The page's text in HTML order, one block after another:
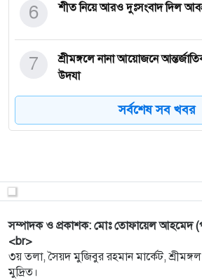
শীত নিয়ে আরও দুঃসংবাদ দিল
6
শ্রীমঙ্গলে নানা আয়োজনে
উদযা
7
প্রবীর মিত্রের শেষ দিনগুলো যেমন ছিল
8
জালে দুই আসা
পর্যটন ও সংস্কৃতির গল্প নিয়ে
10
সর্বশেষ সব খবর
সম্পাদক ও প্রকাশক: মোঃ তোফায়েল আহমেদ
<br>
৩য় তলা, সৈয়দ মুজিবুর রহমান মার্কেট,
মুদ্রিত।